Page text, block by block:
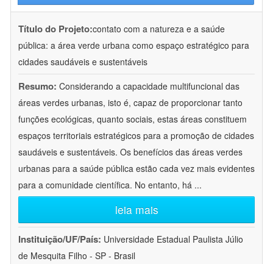
Título do Projeto:contato com a natureza e a saúde
pública: a área verde urbana como espaço estratégico para
cidades saudáveis e sustentáveis
Resumo: Considerando a capacidade multifuncional das
áreas verdes urbanas, isto é, capaz de proporcionar tanto
funções ecológicas, quanto sociais, estas áreas constituem
espaços territoriais estratégicos para a promoção de cidades
saudáveis e sustentáveis. Os benefícios das áreas verdes
urbanas para a saúde pública estão cada vez mais evidentes
para a comunidade científica. No entanto, há ...
leia mais
Instituição/UF/País: Universidade Estadual Paulista Júlio
de Mesquita Filho - SP - Brasil